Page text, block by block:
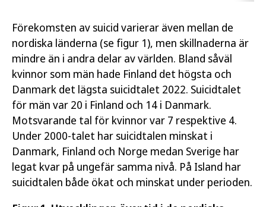
Förekomsten av suicid varierar även mellan de
nordiska länderna (se figur 1), men skillnaderna är
mindre än i andra delar av världen. Bland såväl
kvinnor som män hade Finland det högsta och
Danmark det lägsta suicidtalet 2022. Suicidtalet
för män var 20 i Finland och 14 i Danmark.
Motsvarande tal för kvinnor var 7 respektive 4.
Under 2000-talet har suicidtalen minskat i
Danmark, Finland och Norge medan Sverige har
legat kvar på ungefär samma nivå. På Island har
suicidtalen både ökat och minskat under perioden.